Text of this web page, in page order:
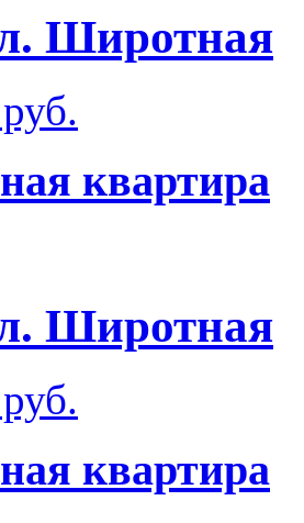
Широтная
квартира
Широтная
квартира